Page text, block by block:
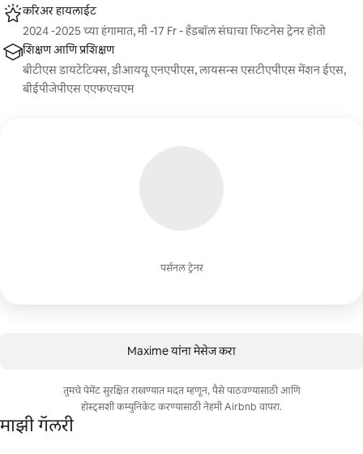
पर्सनल ट्रेनर
करिअर हायलाईट
2024 -2025 च्या हंगामात, मी -17 Fr - हँडबॉल संघाचा फिटनेस ट्रेनर होतो
शिक्षण आणि प्रशिक्षण
बीटीएस डायटेटिक्स, डीआययू एनएपीएस, लायसन्स एसटीएपीएस मेंशन ईएस,
बीईपीजेपीएस एएफएचएम
Maxime यांना मेसेज करा
तुमचे पेमेंट सुरक्षित राखण्यात मदत म्हणून, पैसे पाठवण्यासाठी आणि
होस्ट्सशी कम्युनिकेट करण्यासाठी नेहमी Airbnb वापरा.
माझी गॅलरी